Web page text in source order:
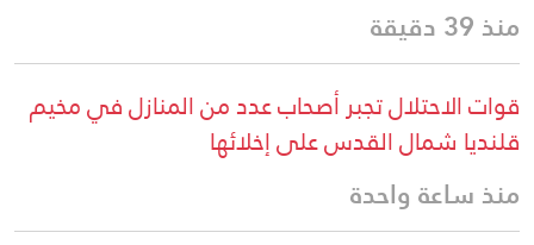
منذ 39 دقيقة
قوات الاحتلال تجبر أصحاب عدد من المنازل في مخيم
قلنديا شمال القدس على إخلائها
منذ ساعة واحدة